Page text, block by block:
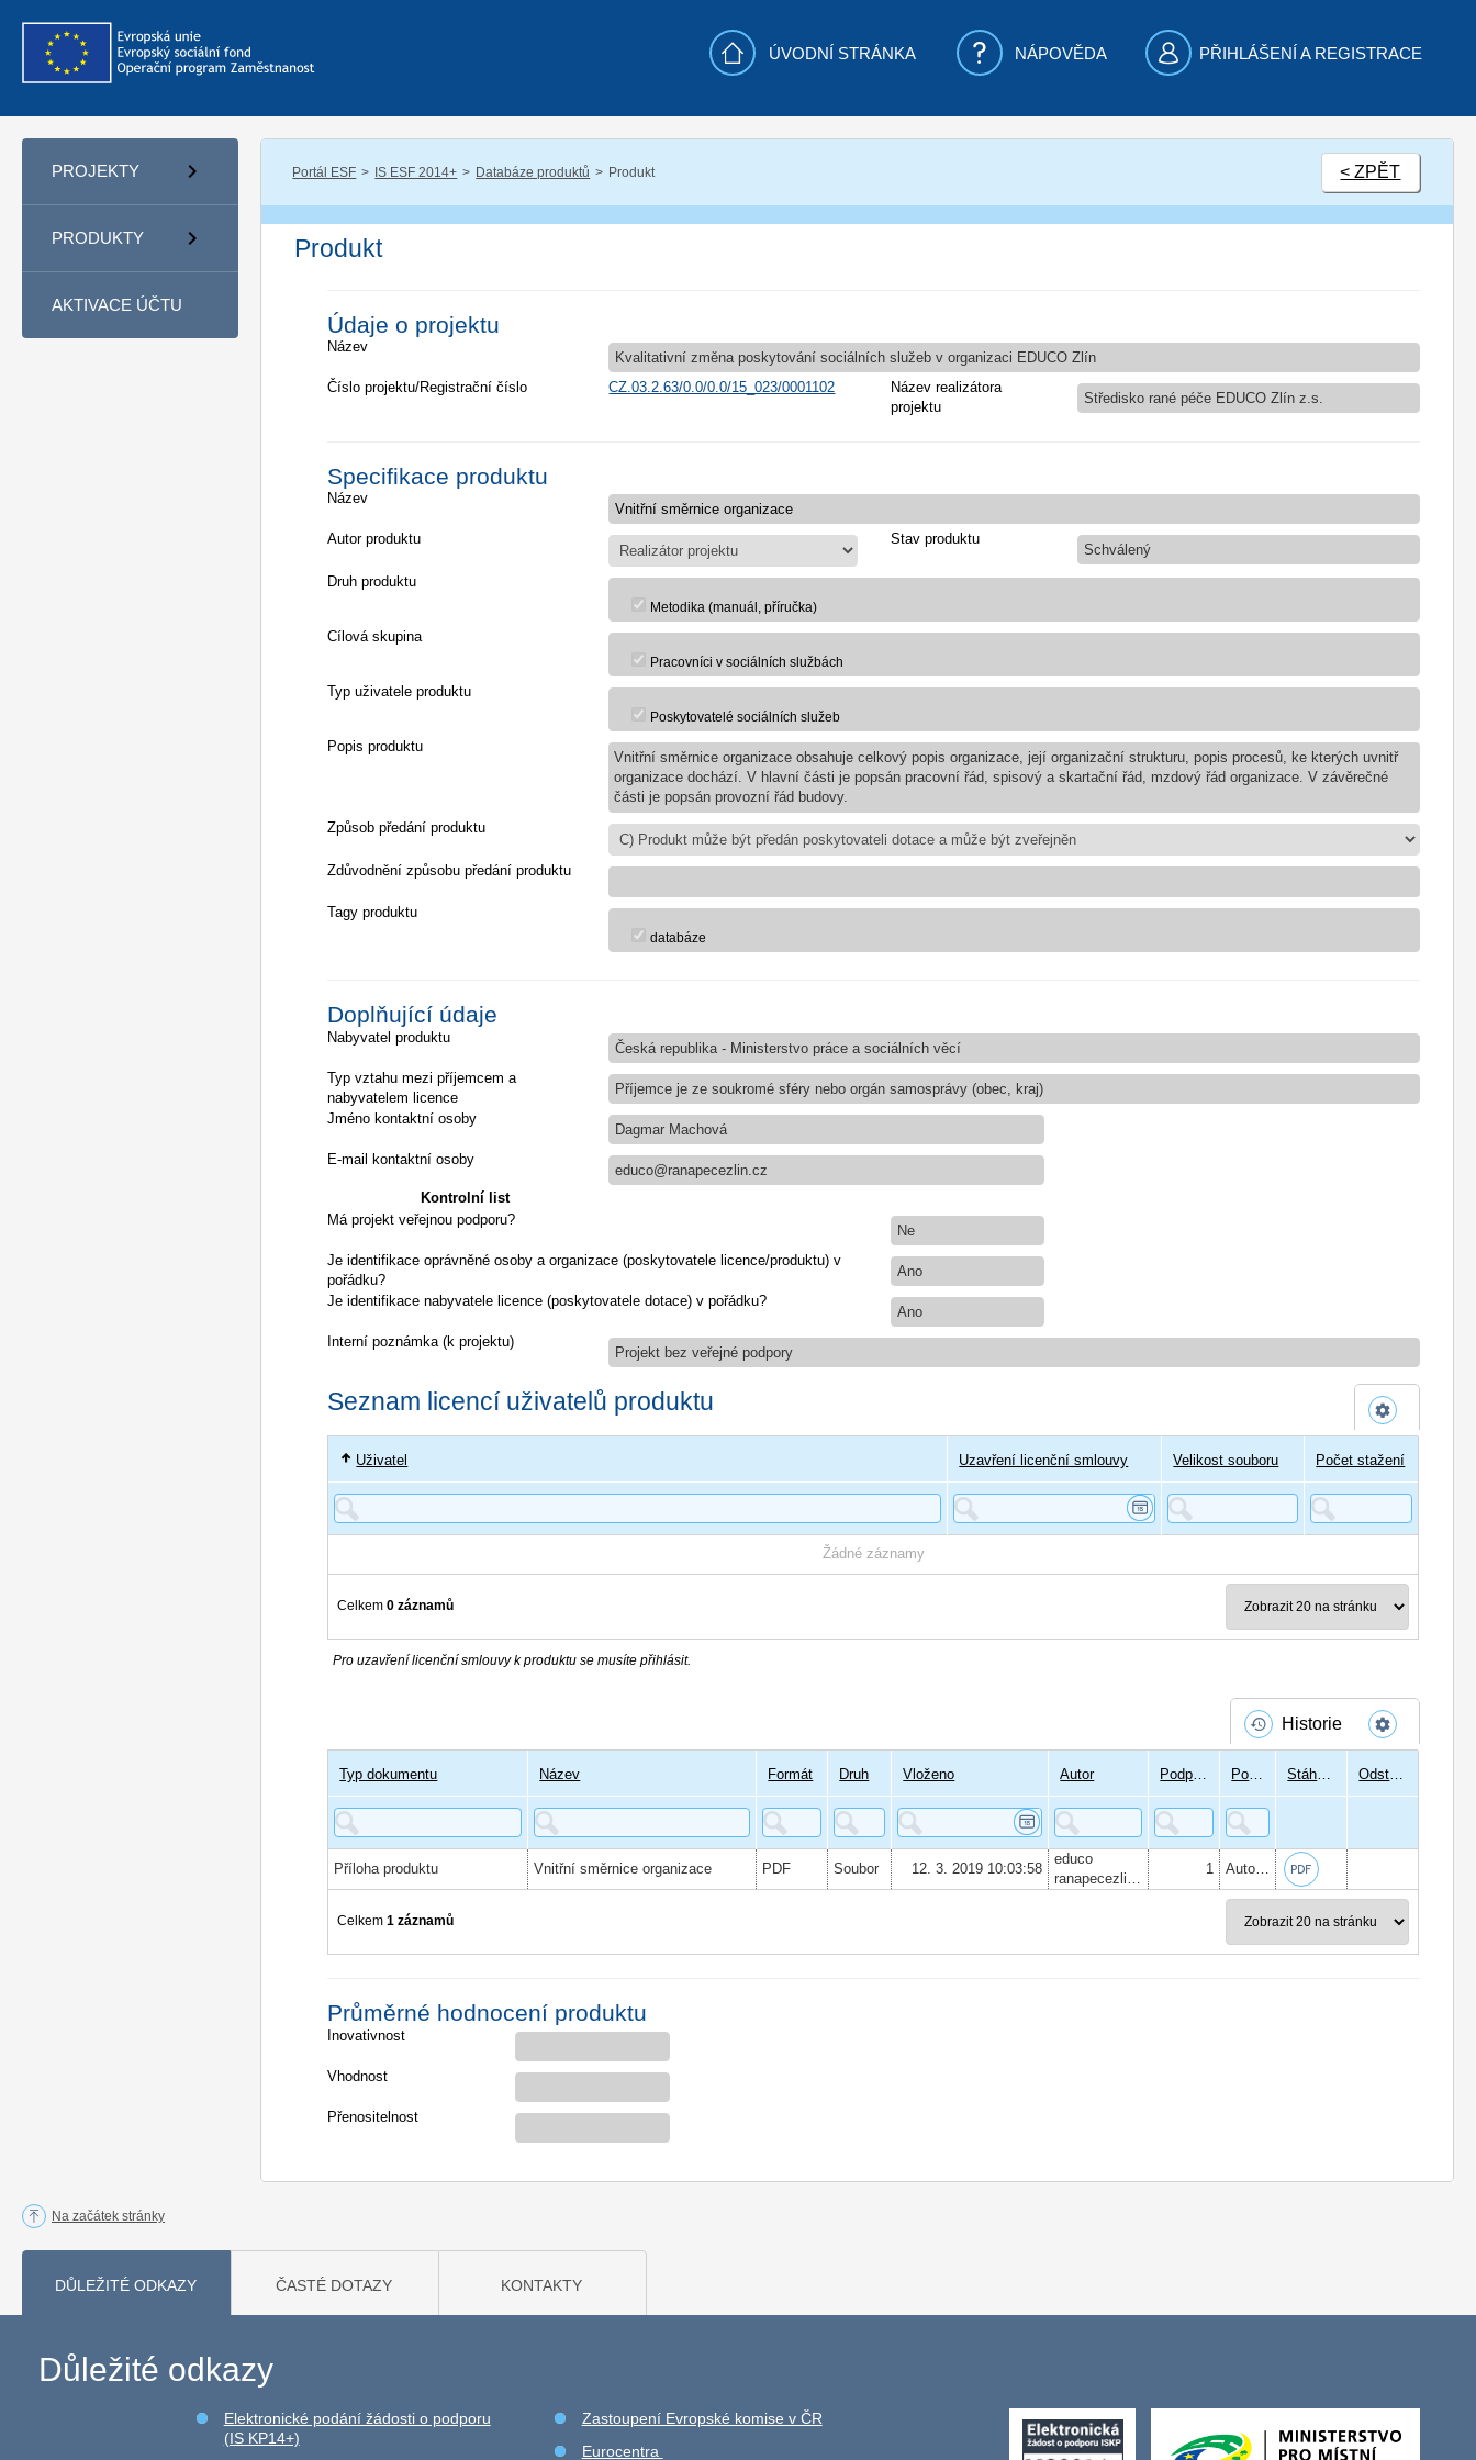
ÚVODNÍ STRÁNKA NÁPOVĚDA PŘIHLÁŠENÍ A REGISTRACE
PROJEKTY
PRODUKTY
AKTIVACE ÚČTU
Portál ESF IS ESF 2014+ Databáze produktů Produkt < ZPĚT
Produkt
Údaje o projektu
Název
Kvalitativní změna poskytování sociálních služeb v organizaci EDUCO Zlín
Číslo projektu/Registrační číslo
CZ.03.2.63/0.0/0.0/15_023/0001102
Název realizátora
projektu
Středisko rané péče EDUCO Zlín z.s.
Specifikace produktu
Název
Autor produktu Stav produktu
Schválený
Druh produktu
Metodika (manuál, příručka)
Cílová skupina
Pracovníci v sociálních službách
Typ uživatele produktu
Poskytovatelé sociálních služeb
Popis produktu
Vnitřní směrnice organizace obsahuje celkový popis organizace, její organizační strukturu, popis procesů, ke kterých uvnitř
organizace dochází. V hlavní části je popsán pracovní řád, spisový a skartační řád, mzdový řád organizace. V závěrečné
části je popsán provozní řád budovy.
Způsob předání produktu
Zdůvodnění způsobu předání produktu
Tagy produktu
databáze
Doplňující údaje
Nabyvatel produktu
Česká republika - Ministerstvo práce a sociálních věcí
Typ vztahu mezi příjemcem a
nabyvatelem licence
Příjemce je ze soukromé sféry nebo orgán samosprávy (obec, kraj)
Jméno kontaktní osoby
Dagmar Machová
E-mail kontaktní osoby
educo@ranapecezlin.cz
Kontrolní list
Má projekt veřejnou podporu?
Ne
Je identifikace oprávněné osoby a organizace (poskytovatele licence/produktu) v
pořádku?
Ano
Je identifikace nabyvatele licence (poskytovatele dotace) v pořádku?
Ano
Interní poznámka (k projektu)
Projekt bez veřejné podpory
Seznam licencí uživatelů produktu
Uživatel Uzavření licenční smlouvy Velikost souboru Počet stažení
Žádné záznamy
Celkem 0 záznamů
Pro uzavření licenční smlouvy k produktu se musíte přihlásit.
Historie
Typ dokumentu Název Formát Druh Vloženo Autor Podpisů Podepsal Stáhnout Odstranit
Příloha produktu Vnitřní směrnice organizace PDF Soubor 12. 3. 2019 10:03:58
educo
ranapecezlin.cz
1 Autor: ing. Dagmar Machová
Celkem 1 záznamů
Průměrné hodnocení produktu
Inovativnost
Vhodnost
Přenositelnost
Na začátek stránky
DŮLEŽITÉ ODKAZY ČASTÉ DOTAZY KONTAKTY
Důležité odkazy
Elektronické podání žádosti o podporu
(IS KP14+)
Zastoupení Evropské komise v ČR
Eurocentra